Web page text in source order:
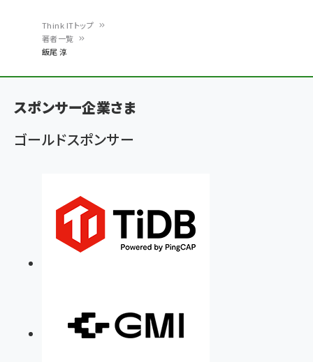
ン
く
ず
Think ITトップ
著者一覧
飯尾 淳
スポンサー企業さま
ゴールドスポンサー